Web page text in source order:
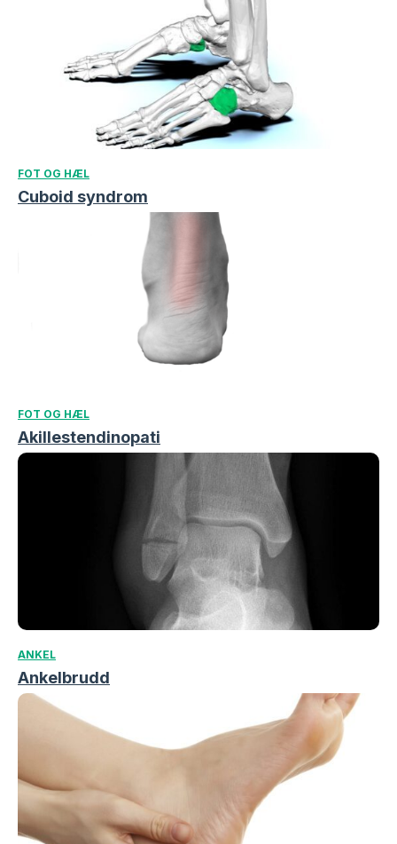
FOT OG HÆL
Cuboid syndrom
FOT OG HÆL
Akillestendinopati
ANKEL
Ankelbrudd